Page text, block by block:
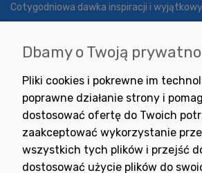
Cotygodniowa dawka inspiracji i
Wyrażam zgodę na otrzymywanie
nowościami i promocjami.
Dbamy o Twoją
Pliki cookies i pokrewne im
poprawne działanie strony i
dostosować ofertę do Twoich
zaakceptować wykorzystanie
wszystkich tych plików i przejść
dostosować użycie plików do